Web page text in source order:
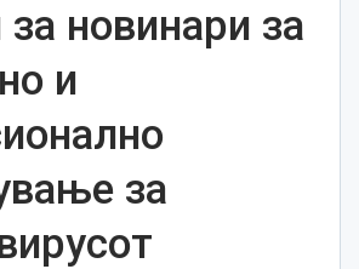
новинари за
и
за